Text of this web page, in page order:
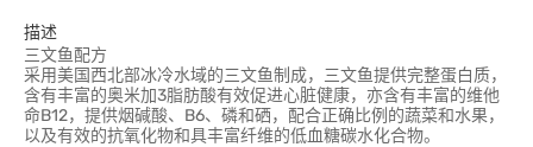
描述
三文鱼配方
采用美国西北部冰冷水域的三文鱼制成，三文鱼提供完整蛋白质，
含有丰富的奥米加3脂肪酸有效促进心脏健康，亦含有丰富的维他
命B12，提供烟碱酸、B6、磷和硒，配合正确比例的蔬菜和水果，
以及有效的抗氧化物和具丰富纤维的低血糖碳水化合物。